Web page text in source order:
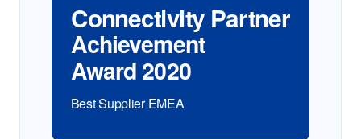
Connectivity Partner
Achievement
Award 2020
Best Supplier EMEA